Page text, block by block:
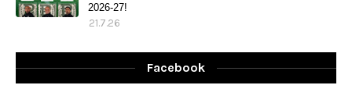
2026-27!
21.7.26
Facebook